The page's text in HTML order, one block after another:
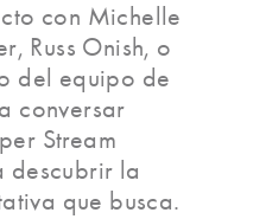
con Michelle
Russ Onish, o
del equipo de
conversar
Stream
descubrir la
que busca.